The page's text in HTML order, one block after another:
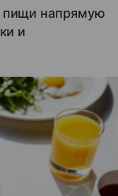
пищи напрямую
и